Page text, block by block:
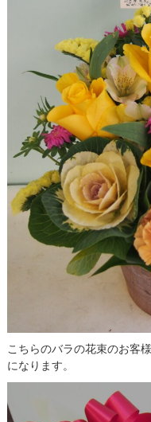
こちらのバラの花束のお客
になります。